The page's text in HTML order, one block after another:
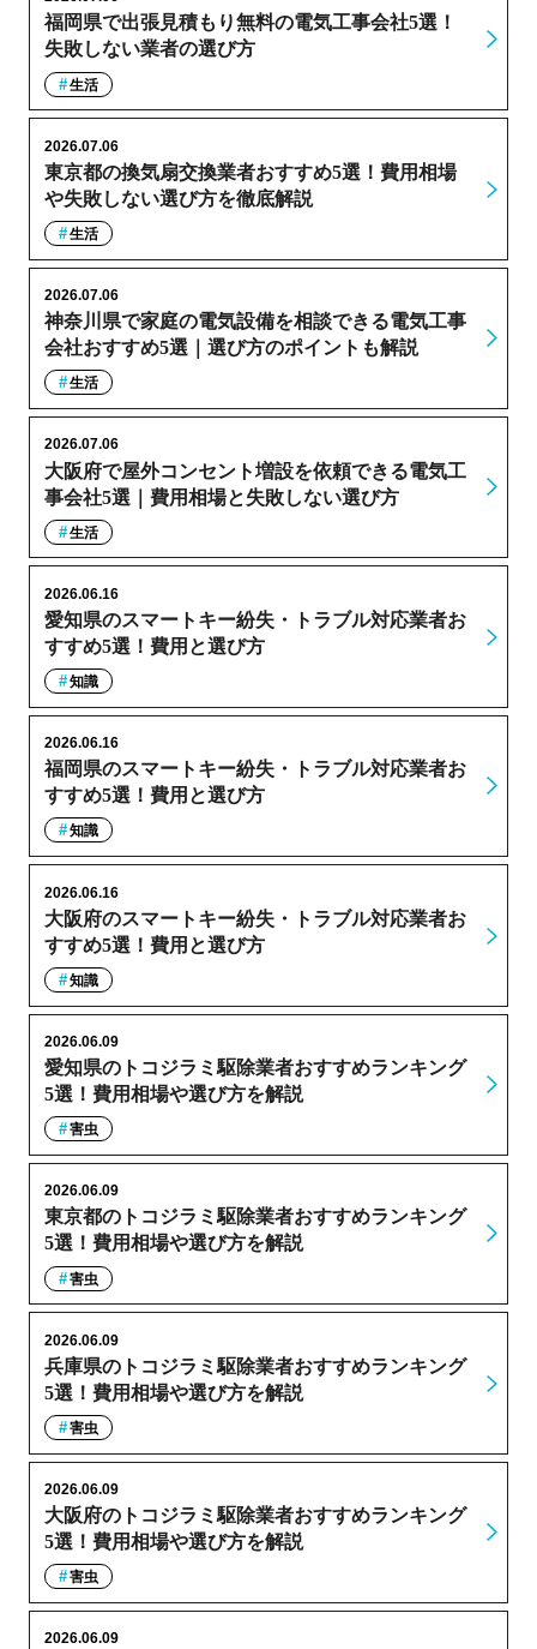
福岡県で出張見積もり無料の電気工事会社5選！
失敗しない業者の選び方
生活
東京都の換気扇交換業者おすすめ5選！費用相場
や失敗しない選び方を徹底解説
2026.07.06
生活
神奈川県で家庭の電気設備を相談できる電気工事
会社おすすめ5選｜選び方のポイントも解説
2026.07.06
生活
大阪府で屋外コンセント増設を依頼できる電気工
事会社5選｜費用相場と失敗しない選び方
2026.07.06
生活
愛知県のスマートキー紛失・トラブル対応業者お
すすめ5選！費用と選び方
2026.06.16
知識
福岡県のスマートキー紛失・トラブル対応業者お
すすめ5選！費用と選び方
2026.06.16
知識
大阪府のスマートキー紛失・トラブル対応業者お
すすめ5選！費用と選び方
2026.06.16
知識
愛知県のトコジラミ駆除業者おすすめランキング
5選！費用相場や選び方を解説
2026.06.09
害虫
東京都のトコジラミ駆除業者おすすめランキング
5選！費用相場や選び方を解説
2026.06.09
害虫
兵庫県のトコジラミ駆除業者おすすめランキング
5選！費用相場や選び方を解説
2026.06.09
害虫
大阪府のトコジラミ駆除業者おすすめランキング
5選！費用相場や選び方を解説
2026.06.09
害虫
2026.06.09